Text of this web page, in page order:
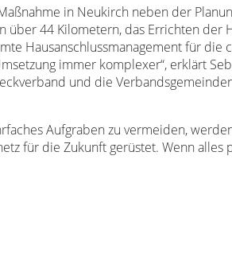
in Neukirch neben der
über 44 Kilometern, das Errichten
Hausanschlussmanagement für
immer komplexer“, erklärt
und die
Aufgraben zu vermeiden,
für die Zukunft gerüstet. Wenn